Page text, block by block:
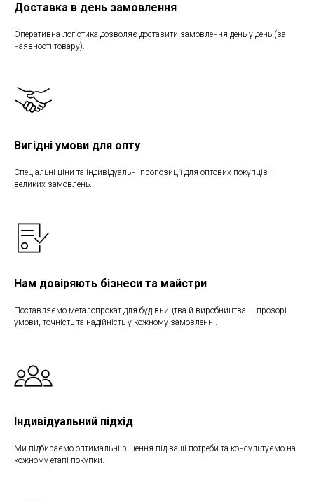
Доставка в день замовлення
Оперативна логістика дозволяє доставити замовлення день у день (за
наявності товару).
Вигідні умови для опту
Спеціальні ціни та індивідуальні пропозиції для оптових покупців і
великих замовлень.
Нам довіряють бізнеси та майстри
Поставляємо металопрокат для будівництва й виробництва — прозорі
умови, точність та надійність у кожному замовленні.
Індивідуальний підхід
Ми підбираємо оптимальні рішення під ваші потреби та консультуємо на
кожному етапі покупки.